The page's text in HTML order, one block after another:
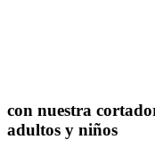
con nuestra
adultos y niños